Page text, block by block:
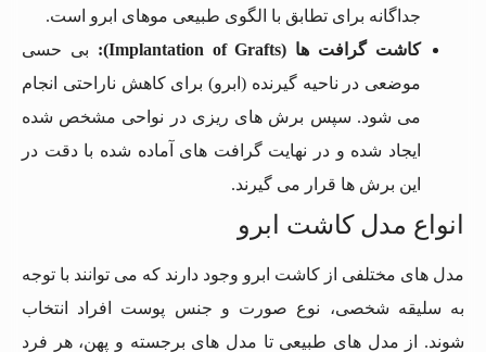
جداگانه برای تطابق با الگوی طبیعی موهای ابرو است.
کاشت گرافت ها (Implantation of Grafts):
بی حسی
موضعی در ناحیه گیرنده (ابرو) برای کاهش ناراحتی انجام
می شود. سپس برش های ریزی در نواحی مشخص شده
ایجاد شده و در نهایت گرافت های آماده شده با دقت در
این برش ها قرار می گیرند.
انواع مدل کاشت ابرو
مدل های مختلفی از کاشت ابرو وجود دارند که می توانند با توجه
به سلیقه شخصی، نوع صورت و جنس پوست افراد انتخاب
شوند. از مدل های طبیعی تا مدل های برجسته و پهن، هر فرد